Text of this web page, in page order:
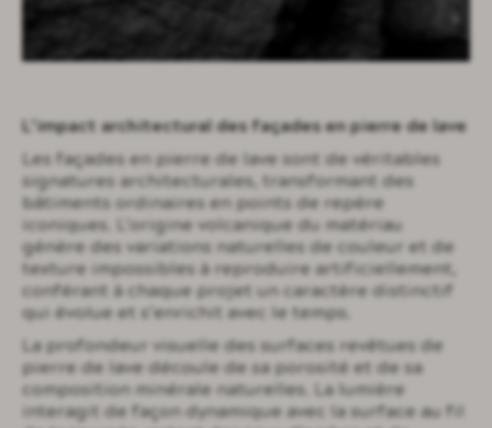
L’impact architectural des façades en pierre de lave
Les façades en pierre de lave sont de véritables
signatures architecturales, transformant des
bâtiments ordinaires en points de repère
iconiques. L’origine volcanique du matériau
génère des variations naturelles de couleur et de
texture impossibles à reproduire artificiellement,
conférant à chaque projet un caractère distinctif
qui évolue et s’enrichit avec le temps.
La profondeur visuelle des surfaces revêtues de
pierre de lave découle de sa porosité et de sa
composition minérale naturelles. La lumière
interagit de façon dynamique avec la surface au fil